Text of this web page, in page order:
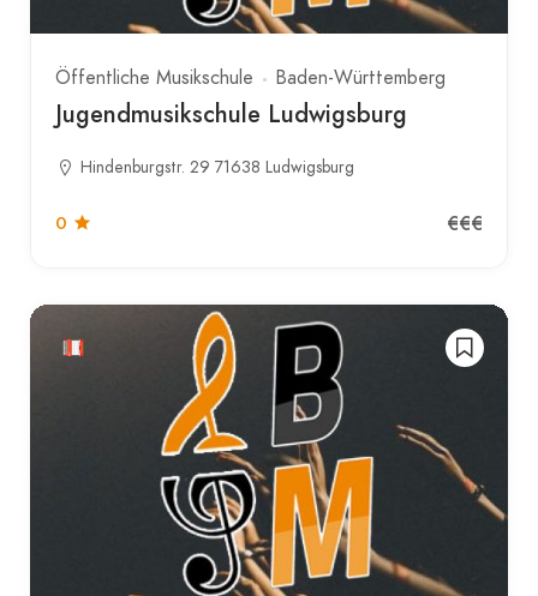
Öffentliche Musikschule Baden-Württemberg
Jugendmusikschule Ludwigsburg
Hindenburgstr. 29 71638 Ludwigsburg
0 €€€